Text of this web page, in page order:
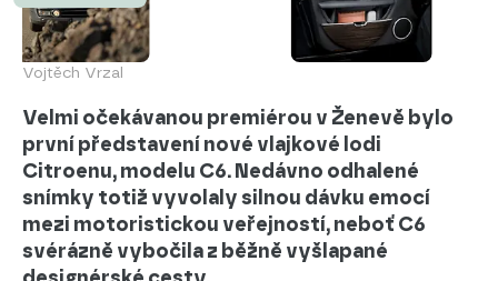
Vojtěch Vrzal
Velmi očekávanou premiérou v Ženevě bylo
první představení nové vlajkové lodi
Citroenu, modelu C6. Nedávno odhalené
snímky totiž vyvolaly silnou dávku emocí
mezi motoristickou veřejností, neboť C6
svérázně vybočila z běžně vyšlapané